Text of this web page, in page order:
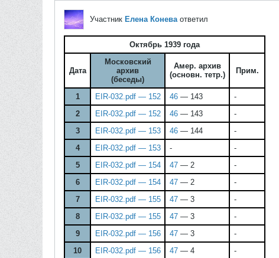
Участник Елена Коневаответил
Октябрь 1939 года
Дата
Московский
архив
(беседы)
Амер. архив
(основн. тетр.)
Прим.
1 EIR-032.pdf — 152 46— 143
-
2
EIR-032.pdf — 152 46— 143
-
3
EIR-032.pdf — 153 46— 144
-
4
EIR-032.pdf — 153 -
-
5
EIR-032.pdf — 154 47— 2
-
6
EIR-032.pdf — 154 47— 2
-
7
EIR-032.pdf — 155 47— 3
-
8
EIR-032.pdf — 155 47— 3
-
9
EIR-032.pdf — 156 47— 3
-
10
EIR-032.pdf — 156 47— 4
-